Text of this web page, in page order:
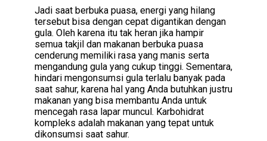
Jadi saat berbuka puasa, energi yang hilang
tersebut bisa dengan cepat digantikan dengan
gula. Oleh karena itu tak heran jika hampir
semua takjil dan makanan berbuka puasa
cenderung memiliki rasa yang manis serta
mengandung gula yang cukup tinggi. Sementara,
hindari mengonsumsi gula terlalu banyak pada
saat sahur, karena hal yang Anda butuhkan justru
makanan yang bisa membantu Anda untuk
mencegah rasa lapar muncul. Karbohidrat
kompleks adalah makanan yang tepat untuk
dikonsumsi saat sahur.